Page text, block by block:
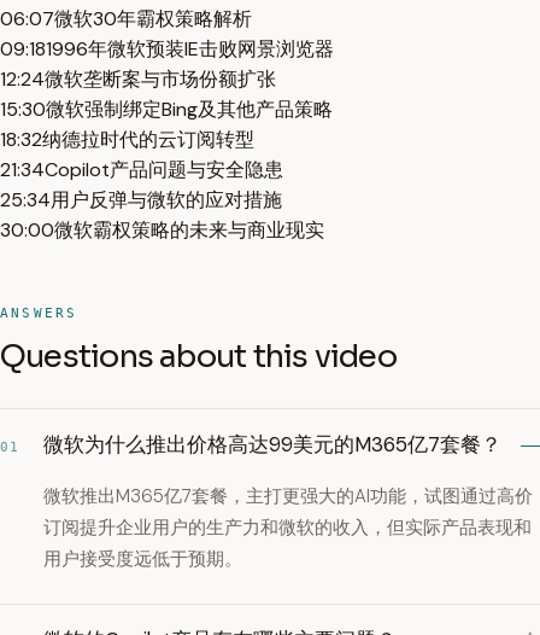
06:07微软30年霸权策略解析
09:181996年微软预装IE击败网景浏览器
12:24微软垄断案与市场份额扩张
15:30微软强制绑定Bing及其他产品策略
18:32纳德拉时代的云订阅转型
21:34Copilot产品问题与安全隐患
25:34用户反弹与微软的应对措施
30:00微软霸权策略的未来与商业现实
ANSWERS
Questions about this video
01 微软为什么推出价格高达99美元的M365亿7套餐？
微软推出M365亿7套餐，主打更强大的AI功能，试图通过高价
订阅提升企业用户的生产力和微软的收入，但实际产品表现和
用户接受度远低于预期。